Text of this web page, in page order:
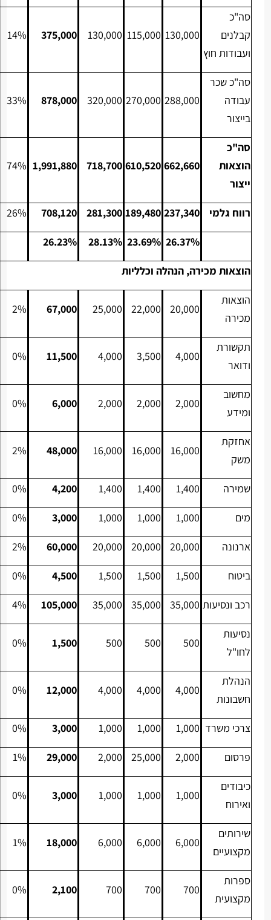
סה"כ
קבלנים
ועבודות חוץ
130,000
115,000
130,000
375,000
14%
סה"כ שכר
עבודה
בייצור
288,000
270,000
320,000
878,000
33%
סה"כ
הוצאות
ייצור
662,660
610,520
718,700
1,991,880
74%
רווח גלמי 237,340
189,480
281,300
708,120
26%
26.37%
23.69%
28.13%
26.23%
הוצאות מכירה, הנהלה וכלליות
הוצאות
מכירה
20,000
22,000
25,000
67,000
2%
תקשורת
ודואר
4,000
3,500
4,000
11,500
0%
מחשוב
ומידע
2,000
2,000
2,000
6,000
0%
אחזקת
משק
16,000
16,000
16,000
48,000
2%
שמירה 1,400
1,400
1,400
4,200
0%
מים 1,000
1,000
1,000
3,000
0%
ארנונה 20,000
20,000
20,000
60,000
2%
ביטוח 1,500
1,500
1,500
4,500
0%
רכב ונסיעות 35,000
35,000
35,000
105,000
4%
נסיעות
לחו"ל
500
500
500
1,500
0%
הנהלת
חשבונות
4,000
4,000
4,000
12,000
0%
צרכי משרד 1,000
1,000
1,000
3,000
0%
פרסום 2,000
25,000
2,000
29,000
1%
כיבודים
ואירוח
1,000
1,000
1,000
3,000
0%
שירותים
מקצועיים
6,000
6,000
6,000
18,000
1%
ספרות
מקצועית
700
700
700
2,100
0%